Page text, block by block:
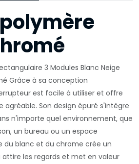
3 Modules Blanc Neige
Grâce à sa conception
est facile à utiliser et offre
Son design épuré s'intègre
n'importe quel environnement, que
un bureau ou un espace
du blanc et du chrome crée un
les regards et met en valeur